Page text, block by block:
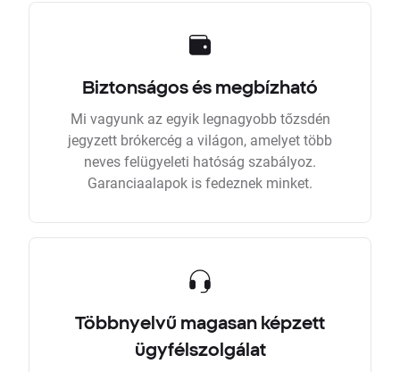
Biztonságos és megbízható
Mi vagyunk az egyik legnagyobb tőzsdén
jegyzett brókercég a világon, amelyet több
neves felügyeleti hatóság szabályoz.
Garanciaalapok is fedeznek minket.
Többnyelvű magasan képzett
ügyfélszolgálat